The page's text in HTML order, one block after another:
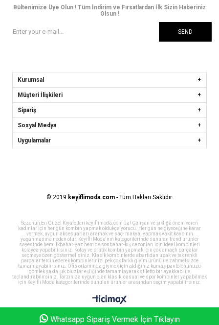
Bültenimize Üye Olun ! Tüm İndirim ve Fırsatlardan İlk Sizin Haberiniz
Olsun !
SEND
Kurumsal
Müşteri İlişkileri
Sipariş
Sosyal Medya
Uygulamalar
© 2019 keyiflimoda.com- Tüm Hakları Saklıdır.
Sezonun En Güzel Kıyafetleri keyiflimoda.com da! Çalışan ve şıklığa önem veren
kadınlar için her gün kombin yapmak oldukça yorucu. Her gün ne giyeceğine karar
vermek, uygun aksesuarları aramak ve saç- makyaj yapmak vakit kaybının
yaşanmasına neden olur. Keyifli Moda'nın kategorilerinde sunulan trend ürünler
sayesinde hem ilkbahar-yaz hem de sonbahar-kış sezonları için ideal kombinleri
kolayca yapabilirsiniz. Kolay ve pratik kombin yapmak için çok amaçlı parçalar
seçmeye özen göstermelisiniz. Klasik kombinlerde abartıdan uzak ve tek renkli
parçalar tercih ederek kombinlerinizi pek çok farklı giyim ürünü ile zahmetsizce
tamamlayabilirsiniz. Ofis ortamında giymek için aldığınız kumaş pantolonunuzu
gömlek ya da şık bluzlar eşliğinde tamamlayarak stiletto bir ayakkabı ile
taçlandırabilirsiniz. Tarzınıza uygun olan klasik, casual ve spor kombinler yapabilmek
için Keyifli Moda kategorilerinde sunulan ürünler arasından seçim yapabilirsiniz.
Whatsapp Sipariş Vermek İçin Tıklayın